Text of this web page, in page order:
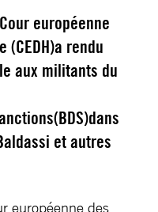
européenne
(CEDH)a rendu
aux militants du
et autres
européenne des